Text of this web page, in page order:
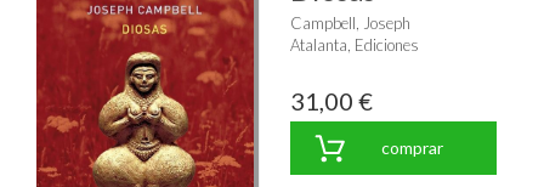
Campbell, Joseph
Atalanta, Ediciones
31,00 €
comprar